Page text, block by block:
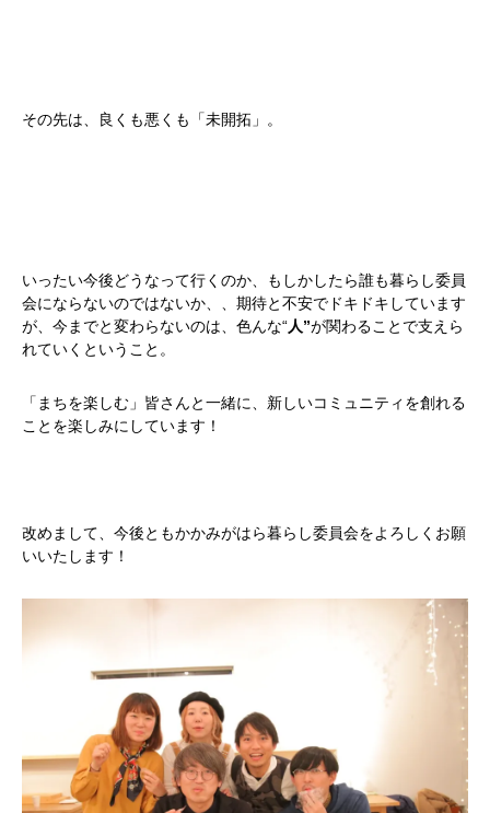
その先は、良くも悪くも「未開拓」。
いったい今後どうなって行くのか、もしかしたら誰も暮らし委員
会にならないのではないか、、期待と不安でドキドキしています
が、今までと変わらないのは、色んな“人”が関わることで支えら
れていくということ。
「まちを楽しむ」皆さんと一緒に、新しいコミュニティを創れる
ことを楽しみにしています！
改めまして、今後ともかかみがはら暮らし委員会をよろしくお願
いいたします！